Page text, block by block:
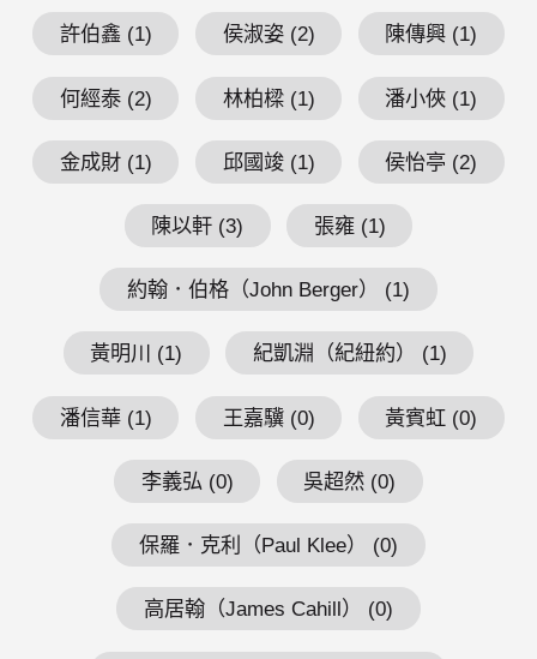
許伯鑫 (1) 侯淑姿 (2) 陳傳興 (1)
何經泰 (2) 林柏樑 (1) 潘小俠 (1)
金成財 (1) 邱國竣 (1) 侯怡亭 (2)
陳以軒 (3) 張雍 (1)
約翰．伯格（John Berger） (1)
黃明川 (1) 紀凱淵（紀紐約） (1)
潘信華 (1) 王嘉驥 (0) 黃賓虹 (0)
李義弘 (0) 吳超然 (0)
保羅．克利（Paul Klee） (0)
高居翰（James Cahill） (0)